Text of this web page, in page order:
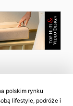
polskim rynku
lifestyle, podróże i